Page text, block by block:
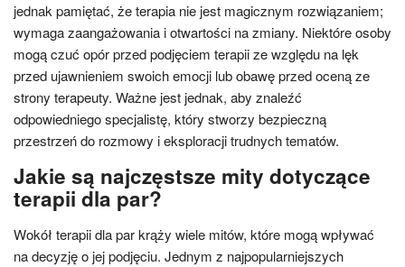
jednak pamiętać, że terapia nie jest magicznym rozwiązaniem;
wymaga zaangażowania i otwartości na zmiany. Niektóre osoby
mogą czuć opór przed podjęciem terapii ze względu na lęk
przed ujawnieniem swoich emocji lub obawę przed oceną ze
strony terapeuty. Ważne jest jednak, aby znaleźć
odpowiedniego specjalistę, który stworzy bezpieczną
przestrzeń do rozmowy i eksploracji trudnych tematów.
Jakie są najczęstsze mity dotyczące
terapii dla par?
Wokół terapii dla par krąży wiele mitów, które mogą wpływać
na decyzję o jej podjęciu. Jednym z najpopularniejszych